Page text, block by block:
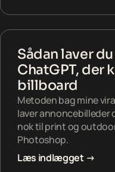
Sådan laver
ChatGPT, der
billboard
Metoden bag mine
laver annoncebilleder
nok til print og
Photoshop.
Læs indlægget →